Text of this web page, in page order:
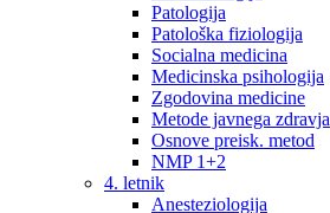
Patologija
Patološka fiziologija
Socialna medicina
Medicinska psihologija
Zgodovina medicine
Metode javnega zdravja
Osnove preisk. metod
NMP 1+2
4. letnik
Anesteziologija